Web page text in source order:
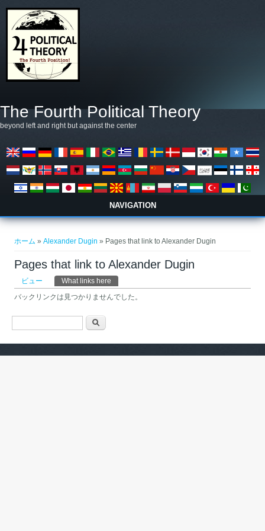
The Fourth Political Theory
beyond left and right but against the center
NAVIGATION
ホーム »Alexander Dugin » Pages that link to Alexander Dugin
Pages that link to Alexander Dugin
プライマリータブ
ビュー What links here
バックリンクは見つかりませんでした。
検索フォーム